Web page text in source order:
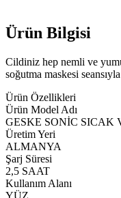
Ürün Bilgisi
Cildiniz hep nemli ve
soğutma maskesi
Ürün Özellikleri
Ürün Model Adı
GESKE SONİC SICAK
Üretim Yeri
ALMANYA
Şarj Süresi
2,5 SAAT
Kullanım Alanı